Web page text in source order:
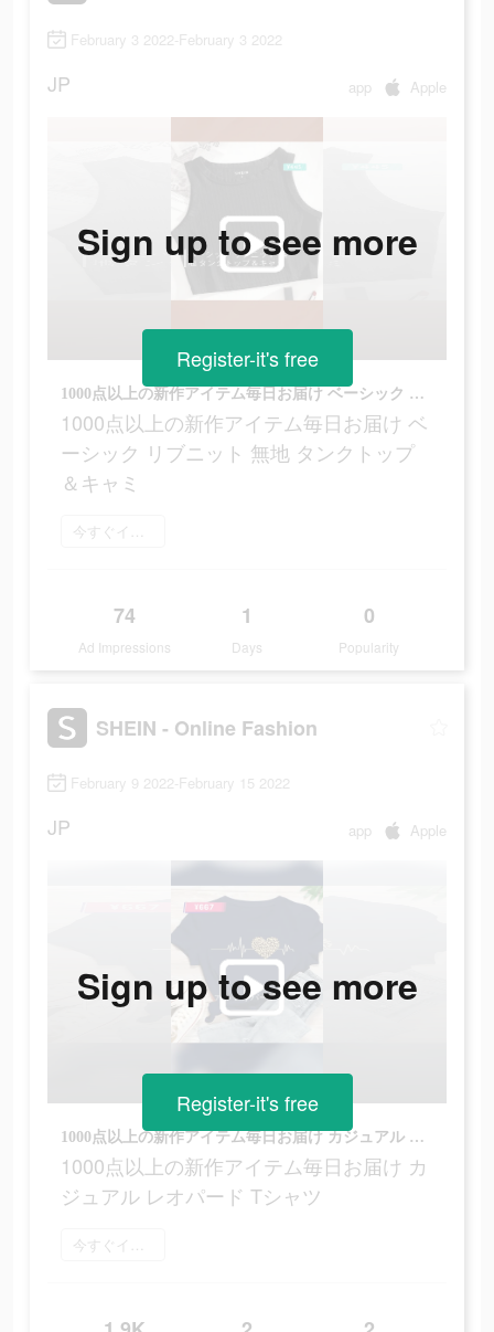
February 3 2022-February 3 2022
JP app Apple
1000点以上の新作アイテム毎日お届け ベーシック リブニット 無地 タンクトップ＆キャミ
1000点以上の新作アイテム毎日お届け ベ
ーシック リブニット 無地 タンクトップ
＆キャミ
今すぐインストール
74
Ad Impressions
1
Days
0
Popularity
Sign up to see more
Register-it's free
SHEIN - Online Fashion
February 9 2022-February 15 2022
JP app Apple
1000点以上の新作アイテム毎日お届け カジュアル レオパード Tシャツ
1000点以上の新作アイテム毎日お届け カ
ジュアル レオパード Tシャツ
今すぐインストール
Sign up to see more
Register-it's free